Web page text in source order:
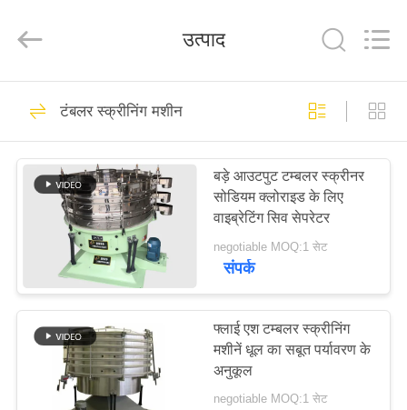
उत्पाद
कारखाने
Machine
Co.,Ltd.
विब्रो स्क्रीन मशीन
145
जाइरेटरी स्क्रीन सिफ्टर
102
उत्पाद
टंबलर स्क्रीनिंग मशीन
बड़े आउटपुट टम्बलर स्क्रीनर
सोडियम क्लोराइड के लिए
वाइब्रेटिंग सिव सेपरेटर
negotiable MOQ:1 सेट
संपर्क
फ्लाई एश टम्बलर स्क्रीनिंग
मशीनें धूल का सबूत पर्यावरण के
अनुकूल
negotiable MOQ:1 सेट